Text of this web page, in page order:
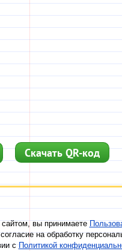
Скачать QR-код
сайтом, вы принимаете
на обработку
сПолитикой